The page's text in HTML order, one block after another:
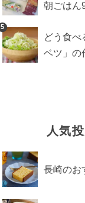
朝ごはん
厳選
5
どう食べ
ベツ」の
人気
長崎のお